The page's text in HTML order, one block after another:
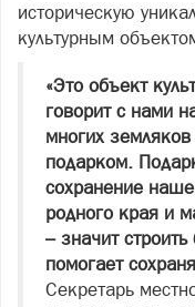
историческую
культурным
«Это объект
говорит с нами
многих
подарком.
сохранение
родного края и
– значит
помогает
Секретарь